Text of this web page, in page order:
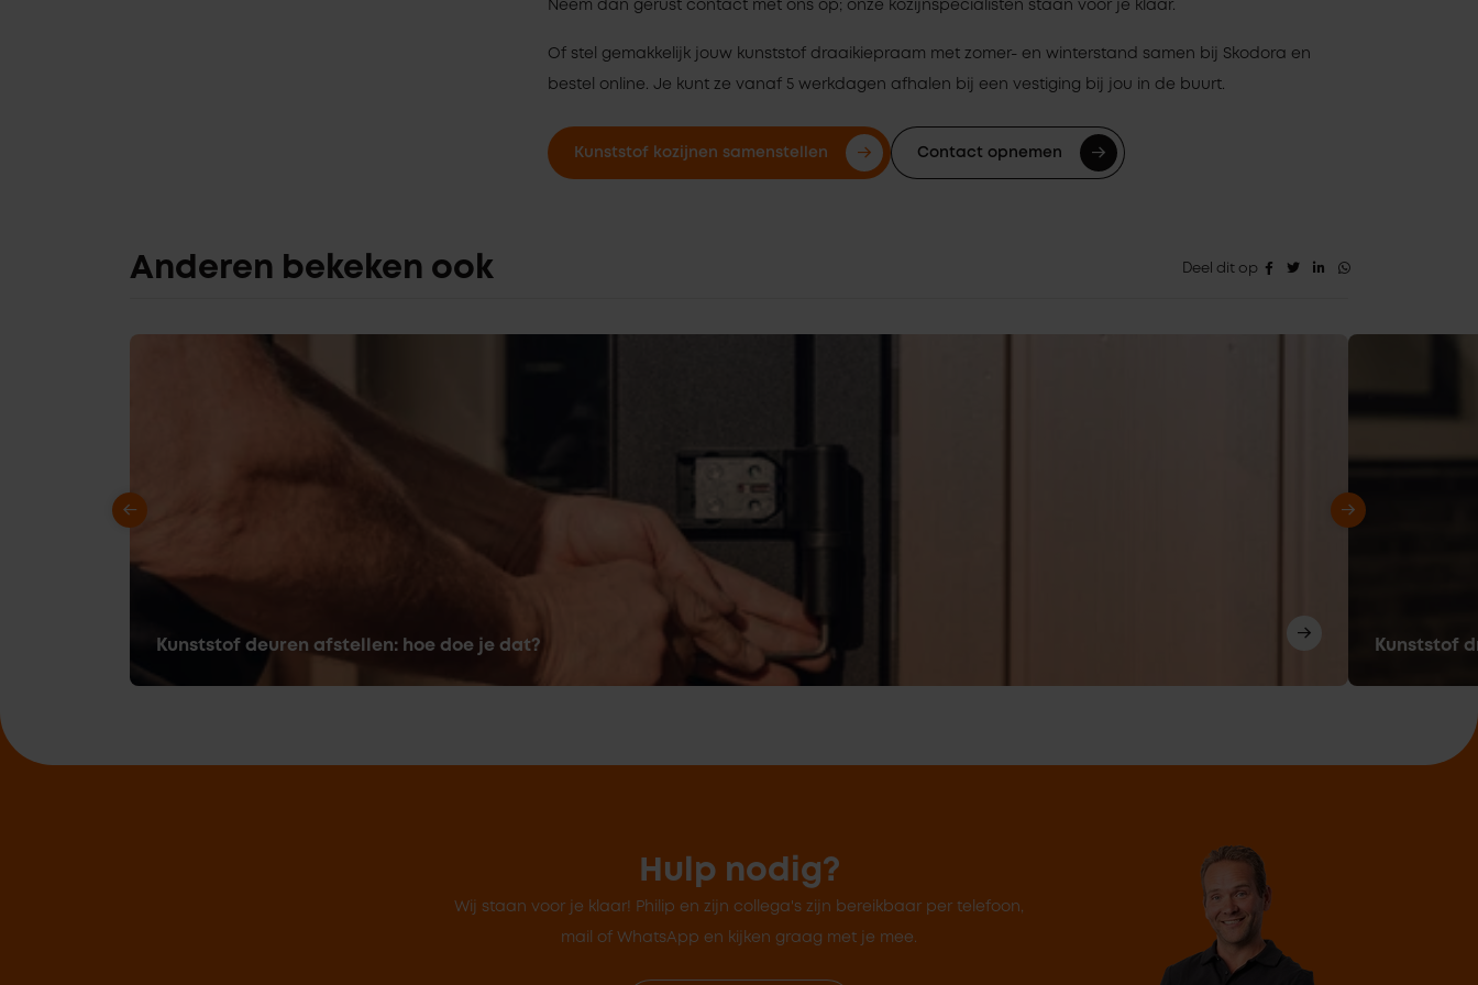
Neem dan gerust contact met ons op; onze kozijnspecialisten staan voor je klaar.
Of stel gemakkelijk jouw kunststof draaikiepraam met zomer- en winterstand samen bij Skodora en
bestel online. Je kunt ze vanaf 5 werkdagen afhalen bij een vestiging bij jou in de buurt.
Kunststof kozijnen samenstellen Contact opnemen
Anderen bekeken ook Deel dit op
Kunststof deuren afstellen: hoe doe je dat? Kunststof
Hulp nodig?
Wij staan voor je klaar! Philip en zijn collega's zijn bereikbaar per telefoon,
mail of WhatsApp en kijken graag met je mee.